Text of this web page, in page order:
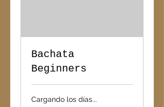
Bachata
Beginners
Cargando los días...